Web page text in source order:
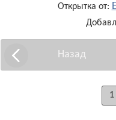
Открытка от:
Назад
1